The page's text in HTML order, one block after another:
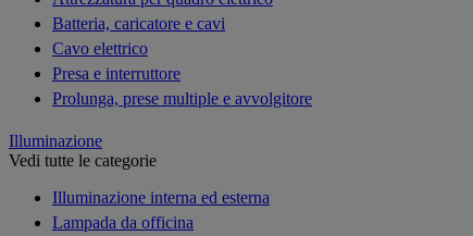
Batteria, caricatore e cavi
Cavo elettrico
Presa e interruttore
Prolunga, prese multiple e avvolgitore
Illuminazione
Vedi tutte le categorie
Illuminazione interna ed esterna
Lampada da officina